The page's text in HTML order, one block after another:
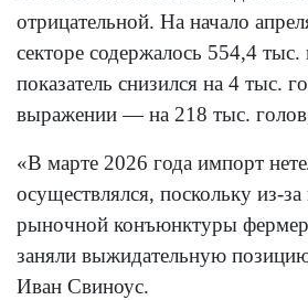
отрицательной. На начало
секторе содержалось 554,4
показатель снизился на 4 тыс.
выражении — на 218 тыс.
«В марте 2026 года импорт
осуществлялся, поскольку из-
рыночной конъюнктуры
заняли выжидательную
Иван Свиноус.